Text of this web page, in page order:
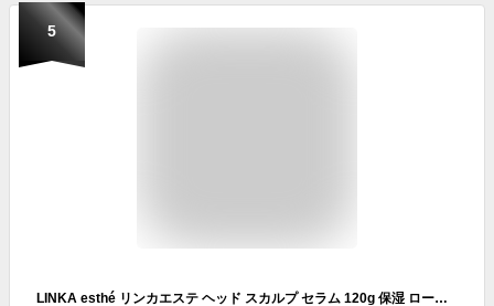
5
LINKA esthé リンカエステ ヘッド スカルプ セラム 120g 保湿 ローション エッセンス 化粧水 乾燥対策 スカルプ 頭皮ケア エイジングケア 炭酸 ヘッドスパ スプレー 男性 女性 産後 抜け毛 血行促進 白髪 フケ かゆみ 美容液 ギフト プレゼント